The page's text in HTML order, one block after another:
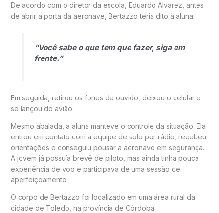
De acordo com o diretor da escola, Eduardo Alvarez, antes
de abrir a porta da aeronave, Bertazzo teria dito à aluna:
“Você sabe o que tem que fazer, siga em
frente.”
Em seguida, retirou os fones de ouvido, deixou o celular e
se lançou do avião.
Mesmo abalada, a aluna manteve o controle da situação. Ela
entrou em contato com a equipe de solo por rádio, recebeu
orientações e conseguiu pousar a aeronave em segurança.
A jovem já possuía brevê de piloto, mas ainda tinha pouca
experiência de voo e participava de uma sessão de
aperfeiçoamento.
O corpo de Bertazzo foi localizado em uma área rural da
cidade de Toledo, na província de Córdoba.